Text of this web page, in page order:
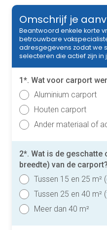
Omschrijf je
Beantwoord enkele korte
betrouwbare
adresgegevens zodat we
selecteren die actief zijn in
1*. Wat voor carport
Aluminium carport
Houten carport
Ander materiaal of
2*. Wat is de geschatte
breedte) van de carport?
Tussen 15 en 25 m²
Tussen 25 en 40 m²
Meer dan 40 m²